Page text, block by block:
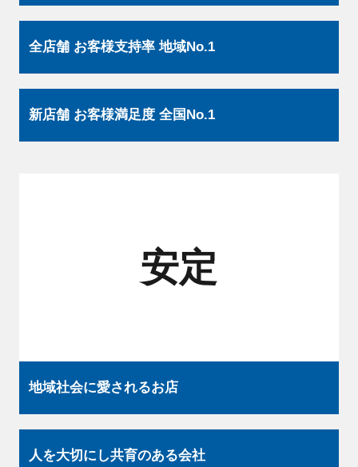
全店舗 お客様支持率 地域No.1
新店舗 お客様満足度 全国No.1
安定
地域社会に愛されるお店
人を大切にし共育のある会社